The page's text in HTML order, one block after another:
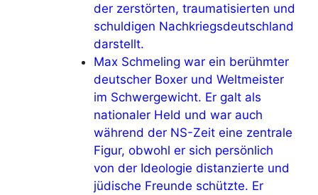
der zerstörten, traumatisierten und
schuldigen Nachkriegsdeutschland
darstellt.
Max Schmeling war ein berühmter
deutscher Boxer und Weltmeister
im Schwergewicht. Er galt als
nationaler Held und war auch
während der NS-Zeit eine zentrale
Figur, obwohl er sich persönlich
von der Ideologie distanzierte und
jüdische Freunde schützte. Er